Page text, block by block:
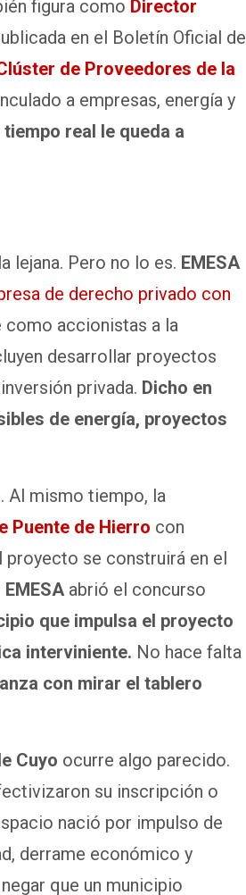
figura como Director
en el Boletín Oficial de
de Proveedores de la
a empresas, energía y
real le queda a
lejana. Pero no lo es. EMESA
de derecho privado con
como accionistas a la
desarrollar proyectos
privada. Dicho en
de energía, proyectos
Al mismo tiempo, la
Puente de Hierro con
se construirá en el
EMESA abrió el concurso
que impulsa el proyecto
interviniente. No hace falta
con mirar el tablero
Cuyo ocurre algo parecido.
su inscripción o
nació por impulso de
derrame económico y
que un municipio